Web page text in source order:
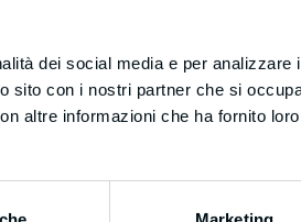
dei social media e per analizzare
sito con i nostri partner che si
altre informazioni che ha fornito